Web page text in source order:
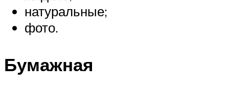
натуральные;
фото.
Бумажная